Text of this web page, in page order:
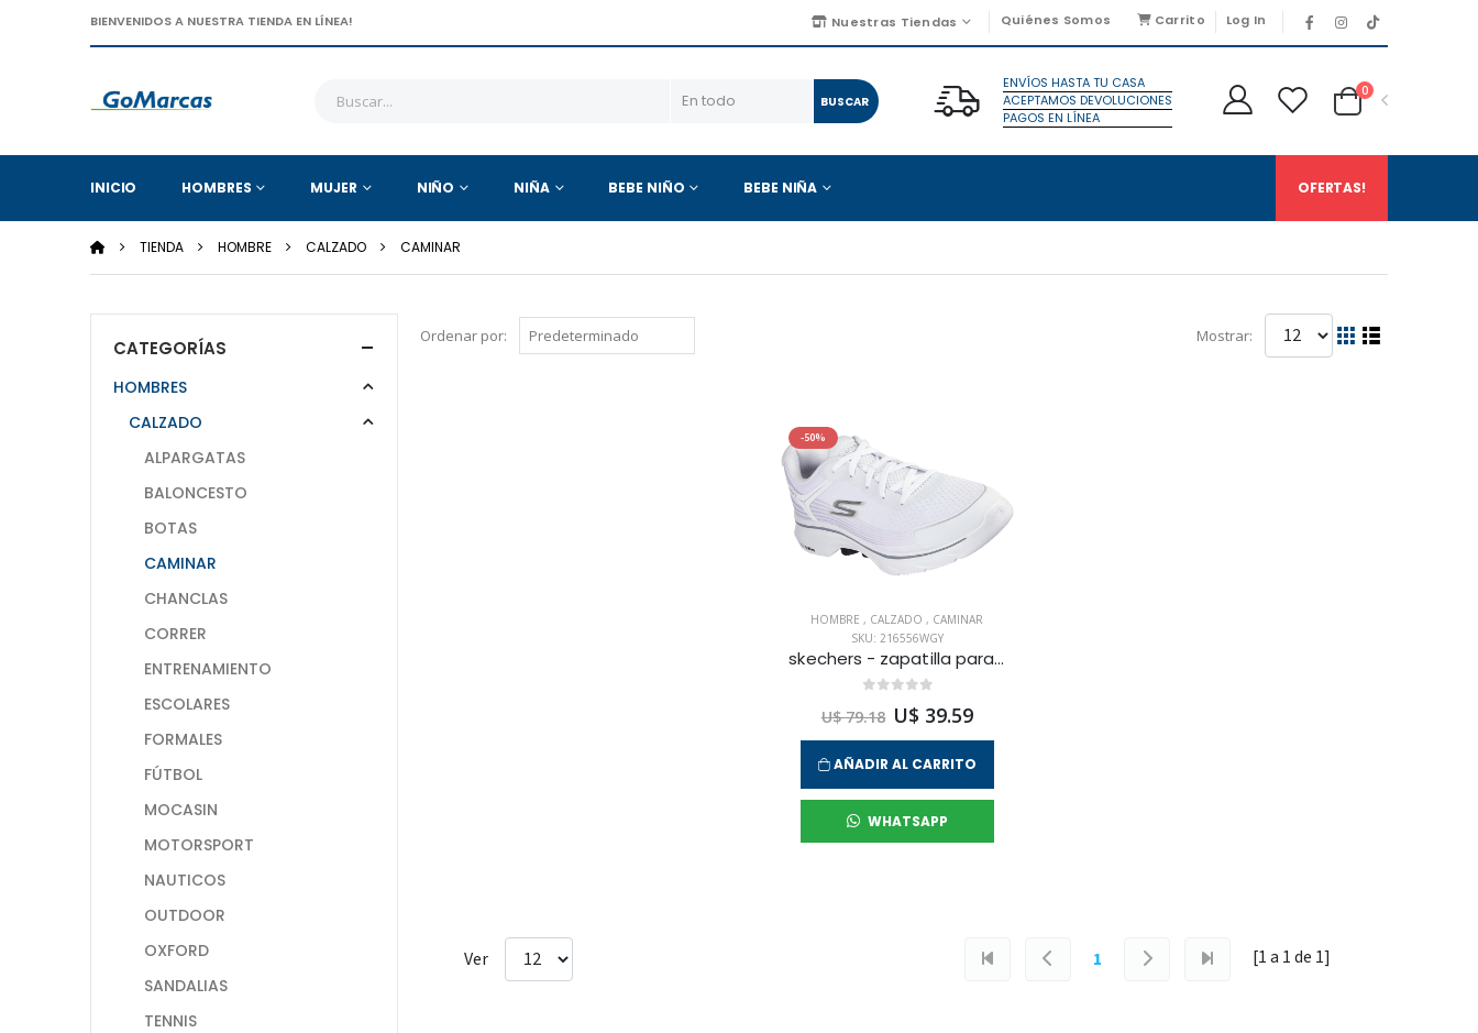
BIENVENIDOS A NUESTRA TIENDA EN LÍNEA! Nuestras Tiendas Quiénes Somos Carrito Log In
BUSCAR
ENVÍOS HASTA TU CASA
ACEPTAMOS DEVOLUCIONES
PAGOS EN LÍNEA
0
INICIO HOMBRES MUJER NIÑO NIÑA BEBE NIÑO BEBE NIÑA OFERTAS!
TIENDA HOMBRE CALZADO CAMINAR
Ordenar por: Mostrar:
-50%
HOMBRE, CALZADO, CAMINAR
SKU: 216556WGY
skechers - zapatilla para caminar 7l para hombre
U$ 79.18 U$ 39.59
AÑADIR AL CARRITO
WHATSAPP
Ver 1 [1 a 1de 1]
CATEGORÍAS
HOMBRES
CALZADO
ALPARGATAS
BALONCESTO
BOTAS
CAMINAR
CHANCLAS
CORRER
ENTRENAMIENTO
ESCOLARES
FORMALES
FÚTBOL
MOCASIN
MOTORSPORT
NAUTICOS
OUTDOOR
OXFORD
SANDALIAS
TENNIS